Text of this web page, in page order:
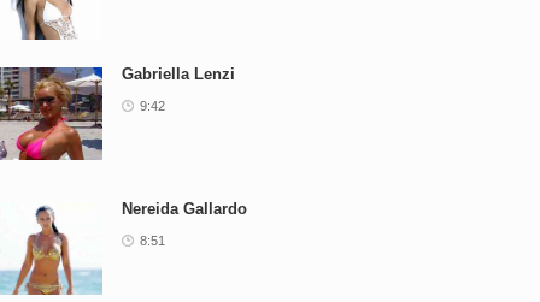
Gabriella Lenzi
9:42
Nereida Gallardo
8:51